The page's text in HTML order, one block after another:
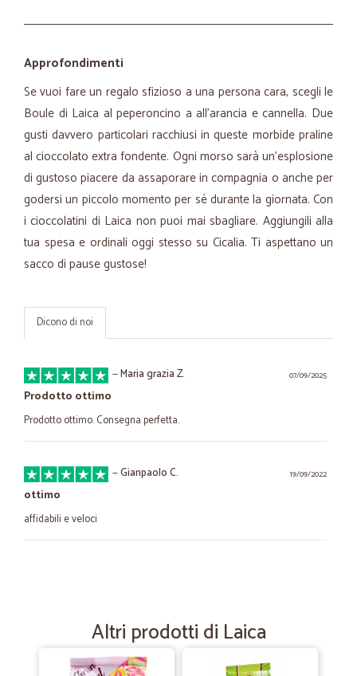
Approfondimenti
Se vuoi fare un regalo sfizioso a una persona cara, scegli le
Boule di Laica al peperoncino a all’arancia e cannella. Due
gusti davvero particolari racchiusi in queste morbide praline
al cioccolato extra fondente. Ogni morso sarà un’esplosione
di gustoso piacere da assaporare in compagnia o anche per
godersi un piccolo momento per sé durante la giornata. Con
i cioccolatini di Laica non puoi mai sbagliare. Aggiungili alla
tua spesa e ordinali oggi stesso su Cicalia. Ti aspettano un
sacco di pause gustose!
Dicono di noi
07/09/2025
—Maria grazia Z.
Prodotto ottimo
Prodotto ottimo. Consegna perfetta.
19/09/2022
—Gianpaolo C.
ottimo
affidabili e veloci
fornitura come promesso. E bello così.
Altri prodotti di Laica